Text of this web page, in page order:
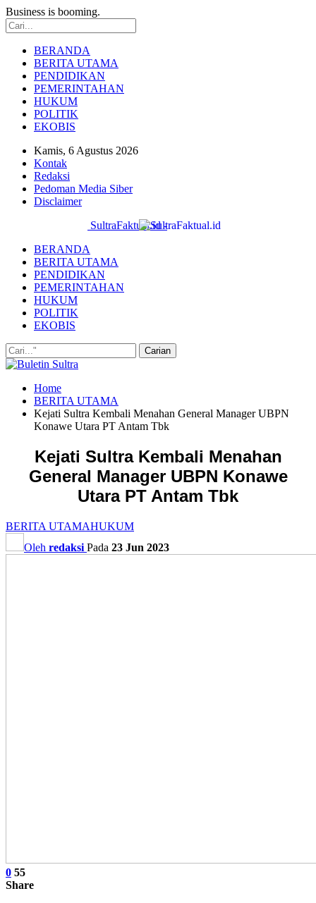
Business is booming.
BERANDA
BERITA UTAMA
PENDIDIKAN
PEMERINTAHAN
HUKUM
POLITIK
EKOBIS
Kamis, 6 Agustus 2026
Kontak
Redaksi
Pedoman Media Siber
Disclaimer
SultraFaktual.id -
BERANDA
BERITA UTAMA
PENDIDIKAN
PEMERINTAHAN
HUKUM
POLITIK
EKOBIS
Home
BERITA UTAMA
Kejati Sultra Kembali Menahan General Manager UBPN
Konawe Utara PT Antam Tbk
Kejati Sultra Kembali Menahan
General Manager UBPN Konawe
Utara PT Antam Tbk
BERITA UTAMAHUKUM
Oleh redaksi Pada 23 Jun 2023
0 55
Share